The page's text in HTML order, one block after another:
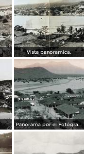
Vista panoramica.
Panorama por el Fotógrafo Hugo Brehme.